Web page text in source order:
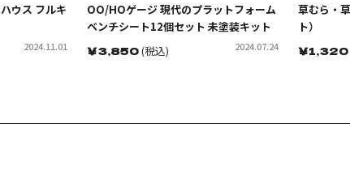
ウス フルキ
2024.11.01
OO/HOゲージ 現代のプラットフォーム
ベンチシート12個セット 未塗装キット
￥3,850(税込) 2024.07.24
草むら・
ト）
￥1,320